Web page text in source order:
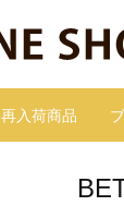
再入荷商品